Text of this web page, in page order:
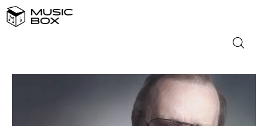
DOMAĆA GLAZBA